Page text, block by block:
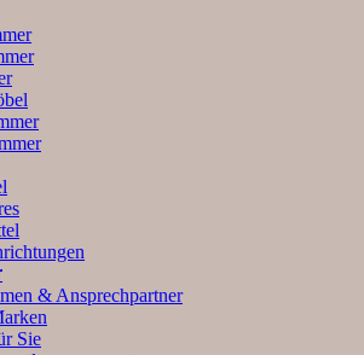
& Ansprechpartner
Sie